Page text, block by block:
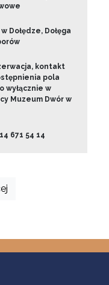
Dołędze, Dołęga
kontakt
pola
wyłącznie w
Muzeum Dwór w
671 54 14